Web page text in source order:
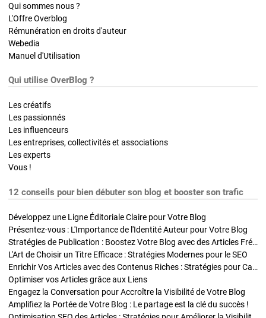
Qui sommes nous ?
L'Offre Overblog
Rémunération en droits d'auteur
Webedia
Manuel d'Utilisation
Qui utilise OverBlog ?
Les créatifs
Les passionnés
Les influenceurs
Les entreprises, collectivités et associations
Les experts
Vous !
12 conseils pour bien débuter son blog et booster son trafic
Développez une Ligne Éditoriale Claire pour Votre Blog
Présentez-vous : L'Importance de l'Identité Auteur pour Votre Blog
Stratégies de Publication : Boostez Votre Blog avec des Articles Fréquents et Exclusifs
L'Art de Choisir un Titre Efficace : Stratégies Modernes pour le SEO
Enrichir Vos Articles avec des Contenus Riches : Stratégies pour Captiver et Optimiser
Optimiser vos Articles grâce aux Liens
Engagez la Conversation pour Accroître la Visibilité de Votre Blog
Amplifiez la Portée de Votre Blog : Le partage est la clé du succès !